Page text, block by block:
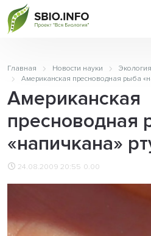
Главная Новости науки
Экология
Американская пресноводная рыба
Американская
пресноводная
«напичкана»
24.08.2009 20:55 0.00